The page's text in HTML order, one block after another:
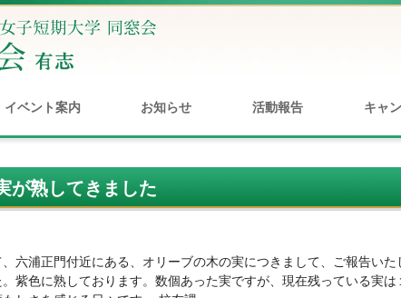
イベント案内 お知らせ 活動報告 キャ
が熟してきました
、六浦正門付近にある、オリーブの木の実につきまして、ご報告い
紫色に熟しております。数個あった実ですが、現在残っている実は